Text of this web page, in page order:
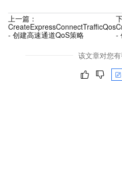
上一篇：
CreateExpressConnectTrafficQos
- 创建高速通道QoS策略
-
该文章对您有